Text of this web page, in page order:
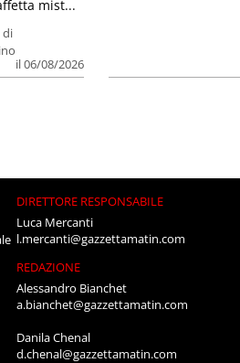
di
il 06/08/2026
mist...
DIRETTORE RESPONSABILE
Luca Mercanti
l.mercanti@gazzettamatin.com
REDAZIONE
Alessandro Bianchet
a.bianchet@gazzettamatin.com
Danila Chenal
d.chenal@gazzettamatin.com